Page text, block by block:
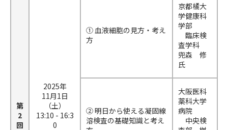
第
2
回
2025年
11月1日
（土）
13:10 - 16:3
0
① 血液細胞の見方・考え
方
京都橘大
学健康科
学部
臨床検
査学科
兜森 修
氏
② 明日から使える凝固線
溶検査の基礎知識と考え
大阪医科
薬科大学
病院
中央検